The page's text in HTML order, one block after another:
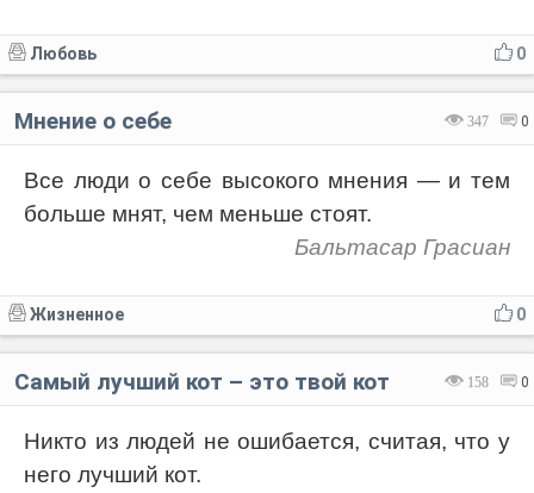
0
Любовь
347 0
Мнение о себе
Все люди о себе высокого мнения — и тем
больше мнят, чем меньше стоят.
Бальтасар Грасиан
0
Жизненное
158 0
Самый лучший кот – это твой кот
Никто из людей не ошибается, считая, что у
него лучший кот.